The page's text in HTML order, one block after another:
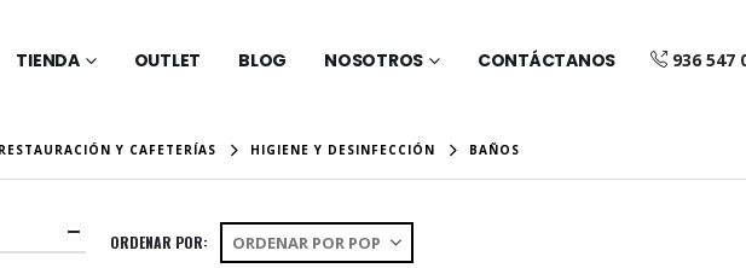
TIENDA OUTLET BLOG NOSOTROS CONTÁCTANOS 936 547
Y CAFETERÍAS HIGIENE Y DESINFECCIÓN BAÑOS
ORDENAR POR: